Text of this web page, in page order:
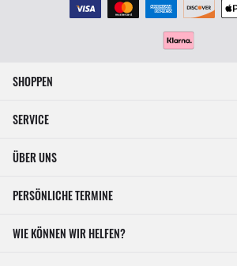
SHOPPEN
SERVICE
ÜBER UNS
PERSÖNLICHE TERMINE
WIE KÖNNEN WIR HELFEN?